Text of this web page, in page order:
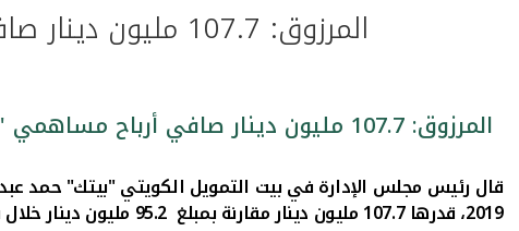
المرزوق: 107.7 مليون دينار صافي أرباح مساهمي "بيتك" للنصف الأول من عام 2019 بزيادة 13.1%
المرزوق: 107.7 مليون دينار صافي أرباح مساهمي "بيتك" للنصف الأول من عام 2019 بزيادة 13.1%
قال رئيس مجلس الإدارة في بيت التمويل الكويتي "بيتك" حمد
2019، قدرها 107.7مليون دينار مقارنة بمبلغ 95.2 مليون دينار خلال نفس الفترة من العام السابق وبنسبة نمو